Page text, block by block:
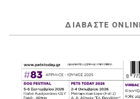
ΔΙΑΒΆΣΤΕ